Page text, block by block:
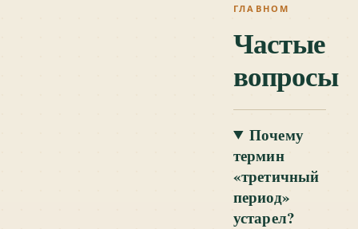
ГЛАВНОМ
Частые
вопросы
Почему
термин
«третичный
период»
устарел?